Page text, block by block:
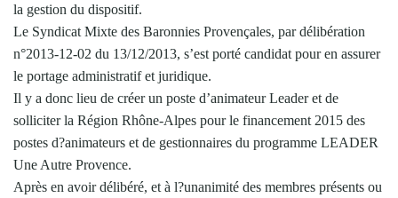
la gestion du dispositif.
Le Syndicat Mixte des Baronnies Provençales, par délibération
n°2013-12-02 du 13/12/2013, s’est porté candidat pour en assurer
le portage administratif et juridique.
Il y a donc lieu de créer un poste d’animateur Leader et de
solliciter la Région Rhône-Alpes pour le financement 2015 des
postes d?animateurs et de gestionnaires du programme LEADER
Une Autre Provence.
Après en avoir délibéré, et à l?unanimité des membres présents ou